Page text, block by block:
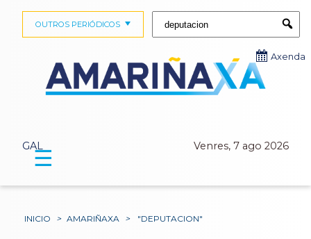
GAL Venres, 7 ago 2026
OUTROS PERIÓDICOS
Axenda
☰
INICIO > AMARIÑAXA > "DEPUTACION"